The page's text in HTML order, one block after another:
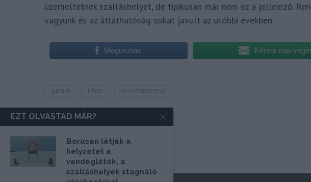
üzemeltetnek szálláshelyet, de tipikusan már nem ez a jellemző.
vagyunk és az átláthatóság sokat javult az utóbbi években.
Megosztás Kérem nap
AIRBNB HÍREK OLASZORORSZÁG
EZT OLVASTAD MÁR?
Borúsan látják a
helyzetet a
vendéglátók, a
szálláshelyek stagnáló